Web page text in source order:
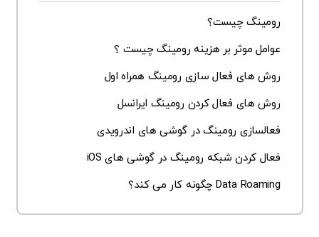
رومینگ چیست؟
عوامل موثر بر هزینه رومینگ چیست ؟
روش های فعال سازی رومینگ همراه اول
روش ‌های فعال کردن رومینگ ایرانسل
فعالسازی رومینگ در گوشی های اندرویدی
فعال کردن شبکه رومینگ در گوشی های iOS
Data Roaming چگونه کار می کند؟